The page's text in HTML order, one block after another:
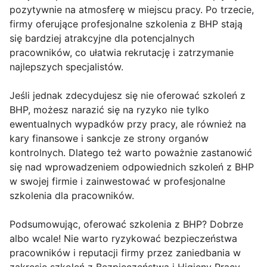
pozytywnie na atmosferę w miejscu pracy. Po trzecie,
firmy oferujące profesjonalne szkolenia z BHP stają
się bardziej atrakcyjne dla potencjalnych
pracowników, co ułatwia rekrutację i zatrzymanie
najlepszych specjalistów.
Jeśli jednak zdecydujesz się nie oferować szkoleń z
BHP, możesz narazić się na ryzyko nie tylko
ewentualnych wypadków przy pracy, ale również na
kary finansowe i sankcje ze strony organów
kontrolnych. Dlatego też warto poważnie zastanowić
się nad wprowadzeniem odpowiednich szkoleń z BHP
w swojej firmie i zainwestować w profesjonalne
szkolenia dla pracowników.
Podsumowując, oferować szkolenia z BHP? Dobrze
albo wcale! Nie warto ryzykować bezpieczeństwa
pracowników i reputacji firmy przez zaniedbania w